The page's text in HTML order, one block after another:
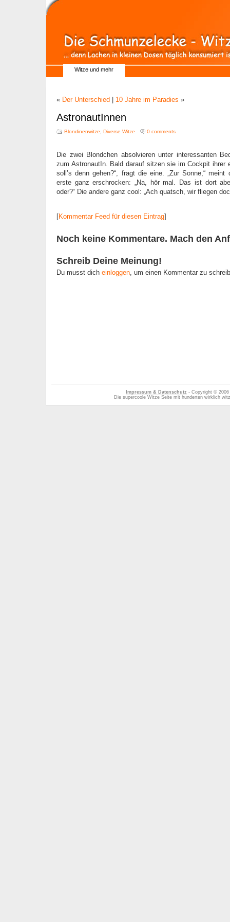
Witze und mehr
« Der Unterschied 10 Jahre im Paradies »
AstronautInnen
Blondinenwitze Diverse Witze 0 comments
Die zwei Blondchen absolvieren unter interessanten
zum AstronautIn. Bald darauf sitzen sie im Cockpit ihrer
soll’s denn gehen?“, fragt die eine. „Zur Sonne,“ meint
erste ganz erschrocken: „Na, hör mal. Das ist dort
oder?“ Die andere ganz cool: „Ach quatsch, wir fliegen
[Kommentar Feed für diesen Eintrag]
Noch keine Kommentare. Mach den
Schreib Deine Meinung!
Du musst dich einloggen, um einen Kommentar zu
Impressum & Datenschutz - Copyright ©
Die supercoole Witze Seite mit hunderten wirklich